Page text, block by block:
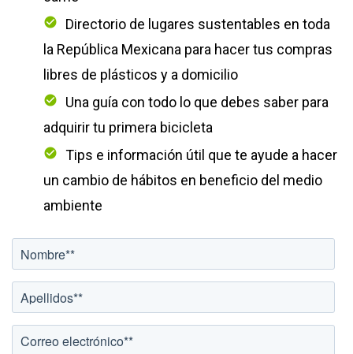
Directorio de lugares sustentables en toda
la República Mexicana para hacer tus compras
libres de plásticos y a domicilio
Una guía con todo lo que debes saber para
adquirir tu primera bicicleta
Tips e información útil que te ayude a hacer
un cambio de hábitos en beneficio del medio
ambiente